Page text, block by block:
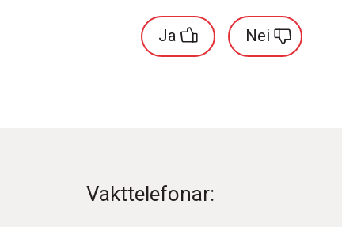
Ja Nei
Vakttelefonar: